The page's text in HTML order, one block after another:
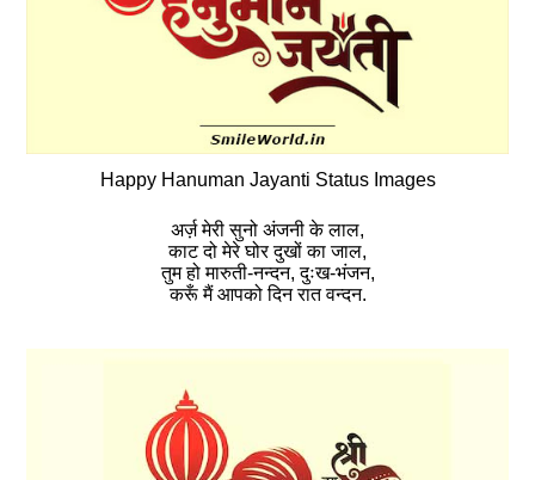
Happy Hanuman Jayanti Status Images
अर्ज़ मेरी सुनो अंजनी के लाल,
काट दो मेरे घोर दुखों का जाल,
तुम हो मारुती-नन्दन, दुःख-भंजन,
करूँ मैं आपको दिन रात वन्दन.